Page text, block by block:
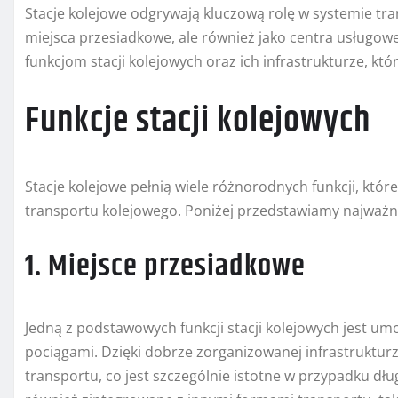
Stacje kolejowe odgrywają kluczową rolę w systemie
miejsca przesiadkowe, ale również jako centra
funkcjom stacji kolejowych oraz ich infrastrukturze,
Funkcje stacji kolejowych
Stacje kolejowe pełnią wiele różnorodnych funkcji,
transportu kolejowego. Poniżej przedstawiamy
1. Miejsce przesiadkowe
Jedną z podstawowych funkcji stacji kolejowych jest
pociągami. Dzięki dobrze zorganizowanej
transportu, co jest szczególnie istotne w przypadku